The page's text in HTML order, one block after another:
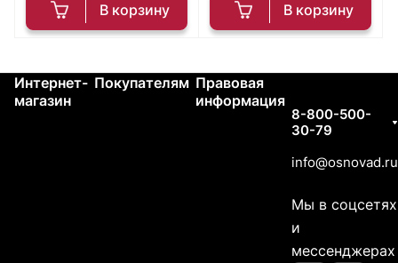
В корзину В корзину
Интернет-
магазин
Покупателям Правовая
информация
8-800-500-
30-79
info@osnovad.ru
Мы в соцсетях
и
мессенджерах